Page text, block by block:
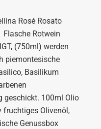
Rosé Rosato
Rotwein
(750ml) werden
piemontesische
Basilikum
geschickt. 100ml Olio
fruchtiges Olivenöl,
Genussbox